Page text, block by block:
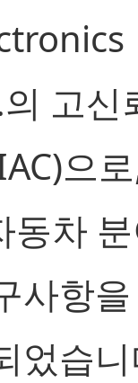
고신
으
동차
사항
었습